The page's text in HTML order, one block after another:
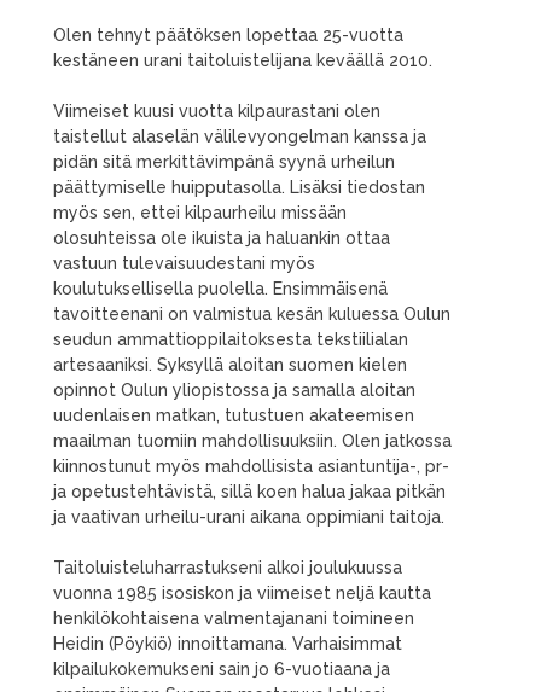
Olen tehnyt päätöksen lopettaa 25-vuotta
kestäneen urani taitoluistelijana keväällä 2010.
Viimeiset kuusi vuotta kilpaurastani olen
taistellut alaselän välilevyongelman kanssa ja
pidän sitä merkittävimpänä syynä urheilun
päättymiselle huipputasolla. Lisäksi tiedostan
myös sen, ettei kilpaurheilu missään
olosuhteissa ole ikuista ja haluankin ottaa
vastuun tulevaisuudestani myös
koulutuksellisella puolella. Ensimmäisenä
tavoitteenani on valmistua kesän kuluessa Oulun
seudun ammattioppilaitoksesta tekstiilialan
artesaaniksi. Syksyllä aloitan suomen kielen
opinnot Oulun yliopistossa ja samalla aloitan
uudenlaisen matkan, tutustuen akateemisen
maailman tuomiin mahdollisuuksiin. Olen jatkossa
kiinnostunut myös mahdollisista asiantuntija-, pr-
ja opetustehtävistä, sillä koen halua jakaa pitkän
ja vaativan urheilu-urani aikana oppimiani taitoja.
Taitoluisteluharrastukseni alkoi joulukuussa
vuonna 1985 isosiskon ja viimeiset neljä kautta
henkilökohtaisena valmentajanani toimineen
Heidin (Pöykiö) innoittamana. Varhaisimmat
kilpailukokemukseni sain jo 6-vuotiaana ja